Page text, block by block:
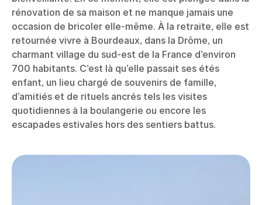
rénovation de sa maison et ne manque jamais une
occasion de bricoler elle-même. À la retraite, elle est
retournée vivre à Bourdeaux, dans la Drôme, un
charmant village du sud-est de la France d’environ
700 habitants. C’est là qu’elle passait ses étés
enfant, un lieu chargé de souvenirs de famille,
d’amitiés et de rituels ancrés tels les visites
quotidiennes à la boulangerie ou encore les
escapades estivales hors des sentiers battus.